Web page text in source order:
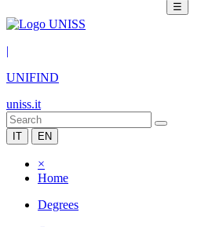
☰
|
UNIFIND
uniss.it
IT EN
×
Home
Degrees